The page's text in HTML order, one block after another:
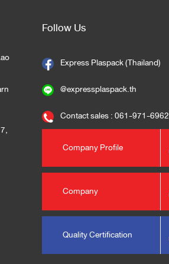
,
Follow Us
Express Plaspack (Thailand)
@expressplaspack.th
Contact sales : 061-971-6962
Company Profile
Company
Presentation
Quality Certification